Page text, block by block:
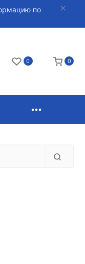
по
0 0